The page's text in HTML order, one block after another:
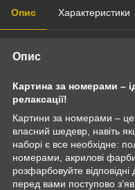
Опис Характеристики
Опис
Картина за номерами –
релаксації!
Картини за номерами – це
власний шедевр, навіть
наборі є все необхідне:
номерами, акрилові
розфарбовуйте
перед вами поступово